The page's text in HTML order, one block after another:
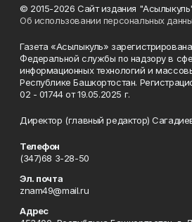
© 2015-2026 Сайт издания
Об использовании персональных
Газета «Асылыкуль»
Федеральной службы по надзору в
информационных технологий и
Республике Башкортостан.
02 - 01744 от 19.05.2025 г.
Директор (главный редактор)
Телефон
(347)68 3-28-50
Эл. почта
znam49@mail.ru
Адрес